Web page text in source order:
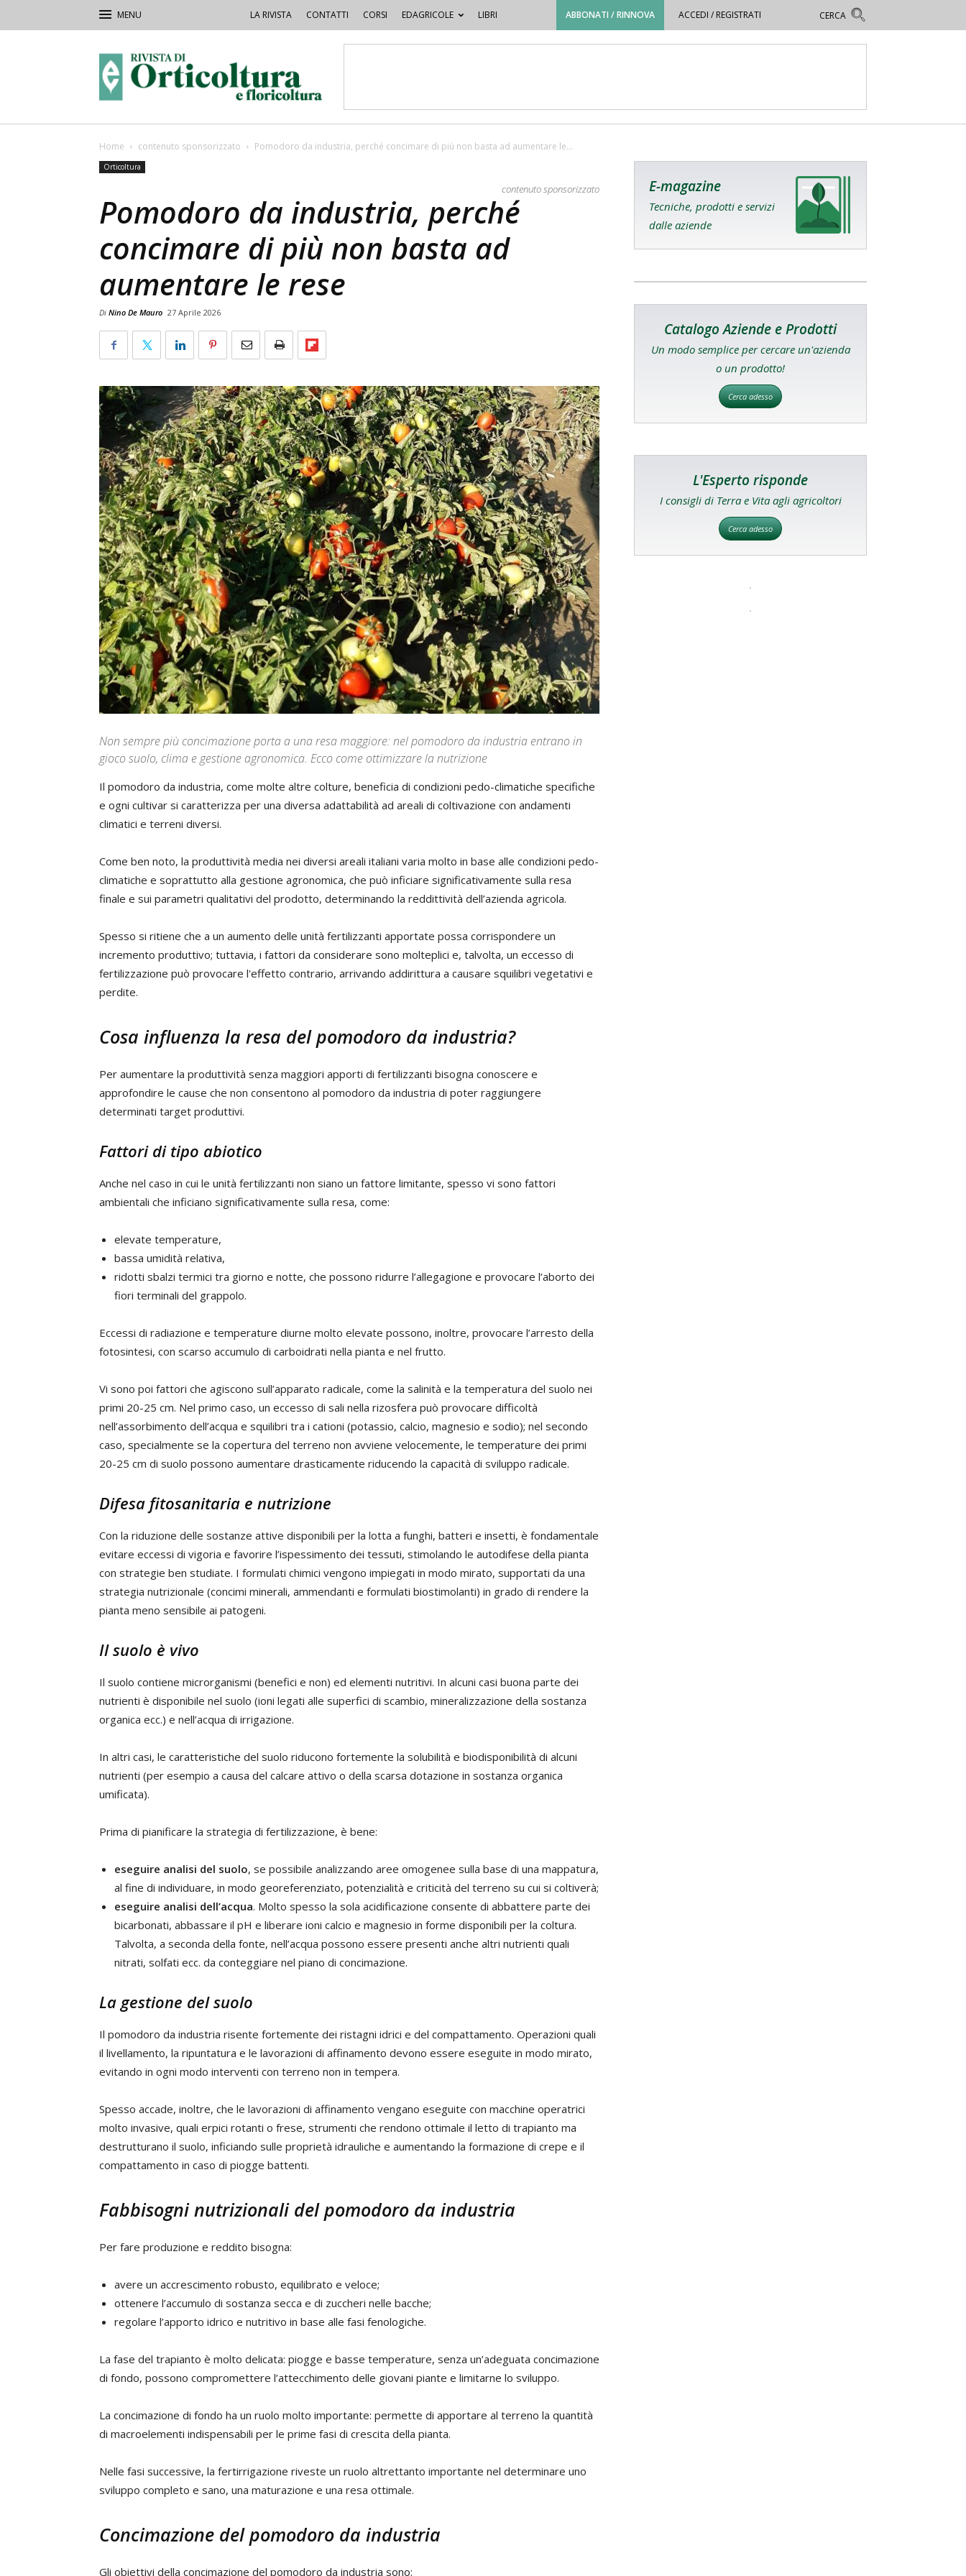
LA RIVISTA CONTATTI CORSI EDAGRICOLE LIBRI ABBONATI / RINNOVA ACCEDI / REGISTRATI
Orticoltura
Home contenuto sponsorizzato Pomodoro da industria, perché concimare di più non basta ad aumentare le...
Orticoltura
contenuto sponsorizzato
Pomodoro da industria, perché
concimare di più non basta ad
aumentare le rese
Di Nino De Mauro 27 Aprile 2026
Non sempre più concimazione porta a una resa maggiore: nel pomodoro da industria entrano in
gioco suolo, clima e gestione agronomica. Ecco come ottimizzare la nutrizione
Il pomodoro da industria, come molte altre colture, beneficia di condizioni pedo-climatiche specifiche
e ogni cultivar si caratterizza per una diversa adattabilità ad areali di coltivazione con andamenti
climatici e terreni diversi.
Come ben noto, la produttività media nei diversi areali italiani varia molto in base alle condizioni pedo-
climatiche e soprattutto alla gestione agronomica, che può inficiare significativamente sulla resa
finale e sui parametri qualitativi del prodotto, determinando la reddittività dell’azienda agricola.
Spesso si ritiene che a un aumento delle unità fertilizzanti apportate possa corrispondere un
incremento produttivo; tuttavia, i fattori da considerare sono molteplici e, talvolta, un eccesso di
fertilizzazione può provocare l'effetto contrario, arrivando addirittura a causare squilibri vegetativi e
perdite.
Cosa influenza la resa del pomodoro da industria?
Per aumentare la produttività senza maggiori apporti di fertilizzanti bisogna conoscere e
approfondire le cause che non consentono al pomodoro da industria di poter raggiungere
determinati target produttivi.
Fattori di tipo abiotico
Anche nel caso in cui le unità fertilizzanti non siano un fattore limitante, spesso vi sono fattori
ambientali che inficiano significativamente sulla resa, come:
elevate temperature,
bassa umidità relativa,
ridotti sbalzi termici tra giorno e notte, che possono ridurre l’allegagione e provocare l’aborto dei
fiori terminali del grappolo.
Eccessi di radiazione e temperature diurne molto elevate possono, inoltre, provocare l’arresto della
fotosintesi, con scarso accumulo di carboidrati nella pianta e nel frutto.
Vi sono poi fattori che agiscono sull’apparato radicale, come la salinità e la temperatura del suolo nei
primi 20-25 cm. Nel primo caso, un eccesso di sali nella rizosfera può provocare difficoltà
nell’assorbimento dell’acqua e squilibri tra i cationi (potassio, calcio, magnesio e sodio); nel secondo
caso, specialmente se la copertura del terreno non avviene velocemente, le temperature dei primi
20-25 cm di suolo possono aumentare drasticamente riducendo la capacità di sviluppo radicale.
Difesa fitosanitaria e nutrizione
Con la riduzione delle sostanze attive disponibili per la lotta a funghi, batteri e insetti, è fondamentale
evitare eccessi di vigoria e favorire l’ispessimento dei tessuti, stimolando le autodifese della pianta
con strategie ben studiate. I formulati chimici vengono impiegati in modo mirato, supportati da una
strategia nutrizionale (concimi minerali, ammendanti e formulati biostimolanti) in grado di rendere la
pianta meno sensibile ai patogeni.
Il suolo è vivo
Il suolo contiene microrganismi (benefici e non) ed elementi nutritivi. In alcuni casi buona parte dei
nutrienti è disponibile nel suolo (ioni legati alle superfici di scambio, mineralizzazione della sostanza
organica ecc.) e nell’acqua di irrigazione.
In altri casi, le caratteristiche del suolo riducono fortemente la solubilità e biodisponibilità di alcuni
nutrienti (per esempio a causa del calcare attivo o della scarsa dotazione in sostanza organica
umificata).
Prima di pianificare la strategia di fertilizzazione, è bene:
eseguire analisi del suolo, se possibile analizzando aree omogenee sulla base di una mappatura,
al fine di individuare, in modo georeferenziato, potenzialità e criticità del terreno su cui si coltiverà;
eseguire analisi dell’acqua. Molto spesso la sola acidificazione consente di abbattere parte dei
bicarbonati, abbassare il pH e liberare ioni calcio e magnesio in forme disponibili per la coltura.
Talvolta, a seconda della fonte, nell’acqua possono essere presenti anche altri nutrienti quali
nitrati, solfati ecc. da conteggiare nel piano di concimazione.
La gestione del suolo
Il pomodoro da industria risente fortemente dei ristagni idrici e del compattamento. Operazioni quali
il livellamento, la ripuntatura e le lavorazioni di affinamento devono essere eseguite in modo mirato,
evitando in ogni modo interventi con terreno non in tempera.
Spesso accade, inoltre, che le lavorazioni di affinamento vengano eseguite con macchine operatrici
molto invasive, quali erpici rotanti o frese, strumenti che rendono ottimale il letto di trapianto ma
destrutturano il suolo, inficiando sulle proprietà idrauliche e aumentando la formazione di crepe e il
compattamento in caso di piogge battenti.
Fabbisogni nutrizionali del pomodoro da industria
Per fare produzione e reddito bisogna:
avere un accrescimento robusto, equilibrato e veloce;
ottenere l’accumulo di sostanza secca e di zuccheri nelle bacche;
regolare l’apporto idrico e nutritivo in base alle fasi fenologiche.
La fase del trapianto è molto delicata: piogge e basse temperature, senza un’adeguata concimazione
di fondo, possono compromettere l’attecchimento delle giovani piante e limitarne lo sviluppo.
La concimazione di fondo ha un ruolo molto importante: permette di apportare al terreno la quantità
di macroelementi indispensabili per le prime fasi di crescita della pianta.
Nelle fasi successive, la fertirrigazione riveste un ruolo altrettanto importante nel determinare uno
sviluppo completo e sano, una maturazione e una resa ottimale.
Concimazione del pomodoro da industria
Gli obiettivi della concimazione del pomodoro da industria sono:
E-magazine
Tecniche, prodotti e servizi
dalle aziende
Catalogo Aziende e Prodotti
Un modo semplice per cercare un'azienda
o un prodotto!
Cerca adesso
L'Esperto risponde
I consigli di Terra e Vita agli agricoltori
Cerca adesso